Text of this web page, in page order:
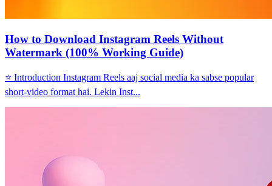
How to Download Instagram Reels Without
Watermark (100% Working Guide)
⭐ Introduction Instagram Reels aaj social media ka sabse popular
short-video format hai. Lekin Inst...